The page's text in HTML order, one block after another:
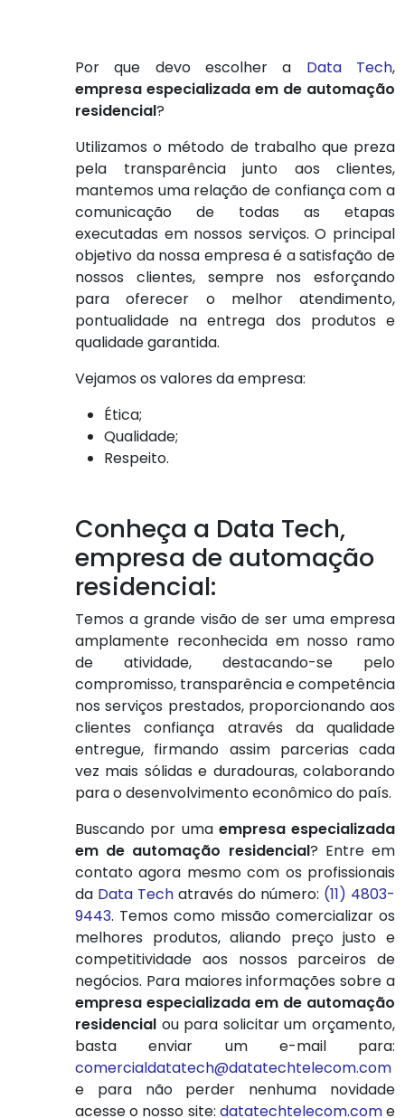
Por que devo escolher a Data Tech,
empresa especializada em de automação
residencial?
Utilizamos o método de trabalho que preza
pela transparência junto aos clientes,
mantemos uma relação de confiança com a
comunicação de todas as etapas
executadas em nossos serviços. O principal
objetivo da nossa empresa é a satisfação de
nossos clientes, sempre nos esforçando
para oferecer o melhor atendimento,
pontualidade na entrega dos produtos e
qualidade garantida.
Vejamos os valores da empresa:
Ética;
Qualidade;
Respeito.
Conheça a Data Tech,
empresa de automação
residencial:
Temos a grande visão de ser uma empresa
amplamente reconhecida em nosso ramo
de atividade, destacando-se pelo
compromisso, transparência e competência
nos serviços prestados, proporcionando aos
clientes confiança através da qualidade
entregue, firmando assim parcerias cada
vez mais sólidas e duradouras, colaborando
para o desenvolvimento econômico do país.
Buscando por uma empresa especializada
em de automação residencial? Entre em
contato agora mesmo com os profissionais
da Data Tech através do número: (11) 4803-
9443. Temos como missão comercializar os
melhores produtos, aliando preço justo e
competitividade aos nossos parceiros de
negócios. Para maiores informações sobre a
empresa especializada em de automação
residencial ou para solicitar um orçamento,
basta enviar um e-mail para:
comercialdatatech@datatechtelecom.com
e para não perder nenhuma novidade
acesse o nosso site: datatechtelecom.come